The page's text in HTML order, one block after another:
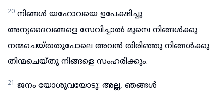
20 നിങ്ങൾ യഹോവയെ ഉപേക്ഷിച്ചു
അന്യദൈവങ്ങളെ സേവിച്ചാൽ മുമ്പെ നിങ്ങൾക്കു
നന്മചെയ്തതുപോലെ അവൻ തിരിഞ്ഞു നിങ്ങൾക്കു
തിന്മചെയ്തു നിങ്ങളെ സംഹരിക്കും.
21 ജനം യോശുവയോടു: അല്ല, ഞങ്ങൾ